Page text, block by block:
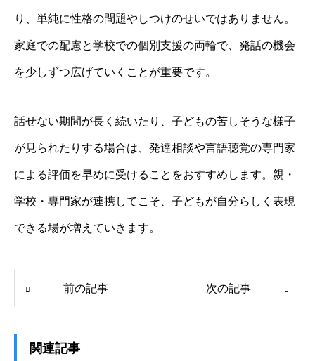
り、単純に性格の問題やしつけのせいではありません。
家庭での配慮と学校での個別支援の両輪で、発話の機会
を少しずつ広げていくことが重要です。
話せない期間が長く続いたり、子どもの苦しそうな様子
が見られたりする場合は、発達相談や言語聴覚の専門家
による評価を早めに受けることをおすすめします。親・
学校・専門家が連携してこそ、子どもが自分らしく表現
できる場が増えていきます。
前の記事 次の記事
関連記事